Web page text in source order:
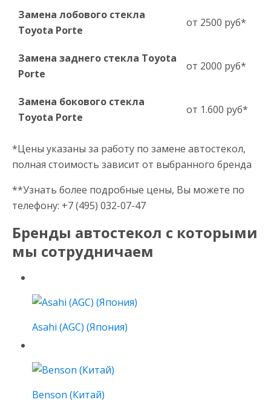
Замена лобового стекла
Toyota Porte
от 2500 руб*
Замена заднего стекла Toyota
Porte
от 2000 руб*
Замена бокового стекла
Toyota Porte
от 1.600 руб*
*Цены указаны за работу по замене автостекол,
полная стоимость зависит от выбранного бренда
**Узнать более подробные цены, Вы можете по
телефону: +7 (495) 032-07-47
Бренды автостекол с которыми
мы сотрудничаем
Asahi (AGC) (Япония)
Benson (Китай)